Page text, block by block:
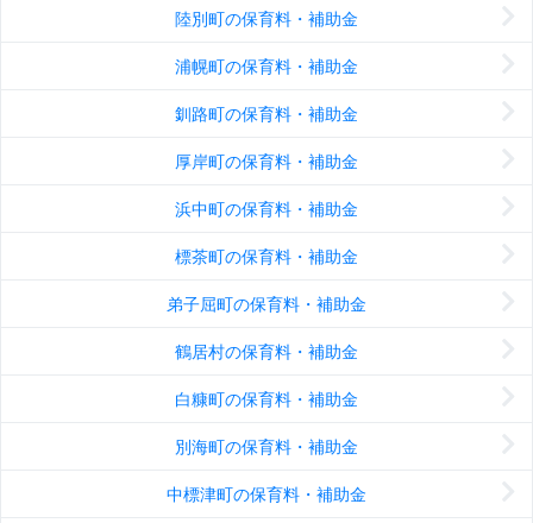
陸別町の保育料・補助金
浦幌町の保育料・補助金
釧路町の保育料・補助金
厚岸町の保育料・補助金
浜中町の保育料・補助金
標茶町の保育料・補助金
弟子屈町の保育料・補助金
鶴居村の保育料・補助金
白糠町の保育料・補助金
別海町の保育料・補助金
中標津町の保育料・補助金